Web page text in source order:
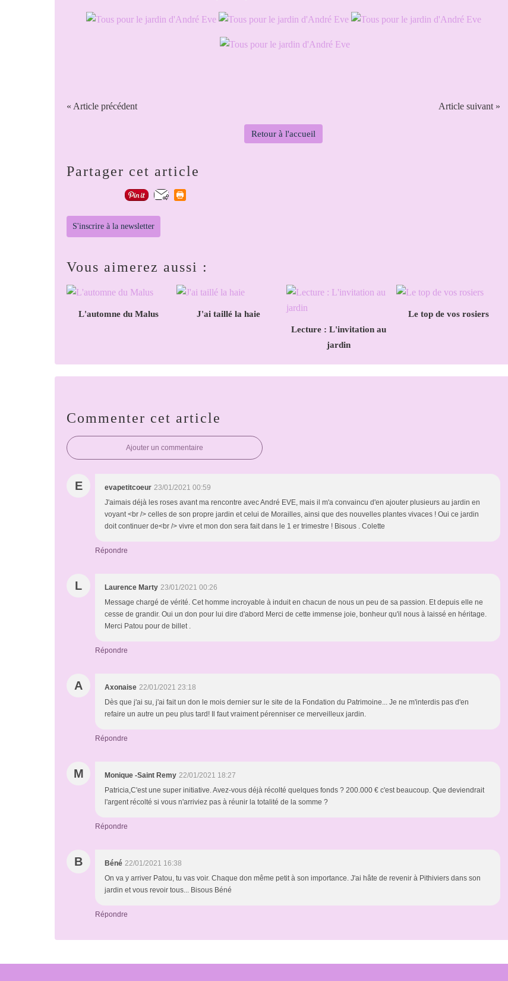
« Article précédent Article suivant »
Retour à l'accueil
Partager cet article
S'inscrire à la newsletter
Vous aimerez aussi :
L'automne du Malus
J'ai taillé la haie
Lecture : L'invitation au
jardin
Le top de vos rosiers
Commenter cet article
Ajouter un commentaire
E evapetitcoeur 23/01/2021 00:59
J'aimais déjà les roses avant ma rencontre avec André EVE, mais il m'a convaincu d'en ajouter plusieurs au jardin en
voyant <br /> celles de son propre jardin et celui de Morailles, ainsi que des nouvelles plantes vivaces ! Oui ce jardin
doit continuer de<br /> vivre et mon don sera fait dans le 1 er trimestre ! Bisous . Colette
Répondre
L Laurence Marty 23/01/2021 00:26
Message chargé de vérité. Cet homme incroyable à induit en chacun de nous un peu de sa passion. Et depuis elle ne
cesse de grandir. Oui un don pour lui dire d'abord Merci de cette immense joie, bonheur qu'il nous à laissé en héritage.
Merci Patou pour de billet .
Répondre
A Axonaise 22/01/2021 23:18
Dès que j'ai su, j'ai fait un don le mois dernier sur le site de la Fondation du Patrimoine... Je ne m'interdis pas d'en
refaire un autre un peu plus tard! Il faut vraiment pérenniser ce merveilleux jardin.
Répondre
M Monique -Saint Remy 22/01/2021 18:27
Patricia,C'est une super initiative. Avez-vous déjà récolté quelques fonds ? 200.000 € c'est beaucoup. Que deviendrait
l'argent récolté si vous n'arriviez pas à réunir la totalité de la somme ?
Répondre
B Béné 22/01/2021 16:38
On va y arriver Patou, tu vas voir. Chaque don même petit à son importance. J'ai hâte de revenir à Pithiviers dans son
jardin et vous revoir tous... Bisous Béné
Répondre